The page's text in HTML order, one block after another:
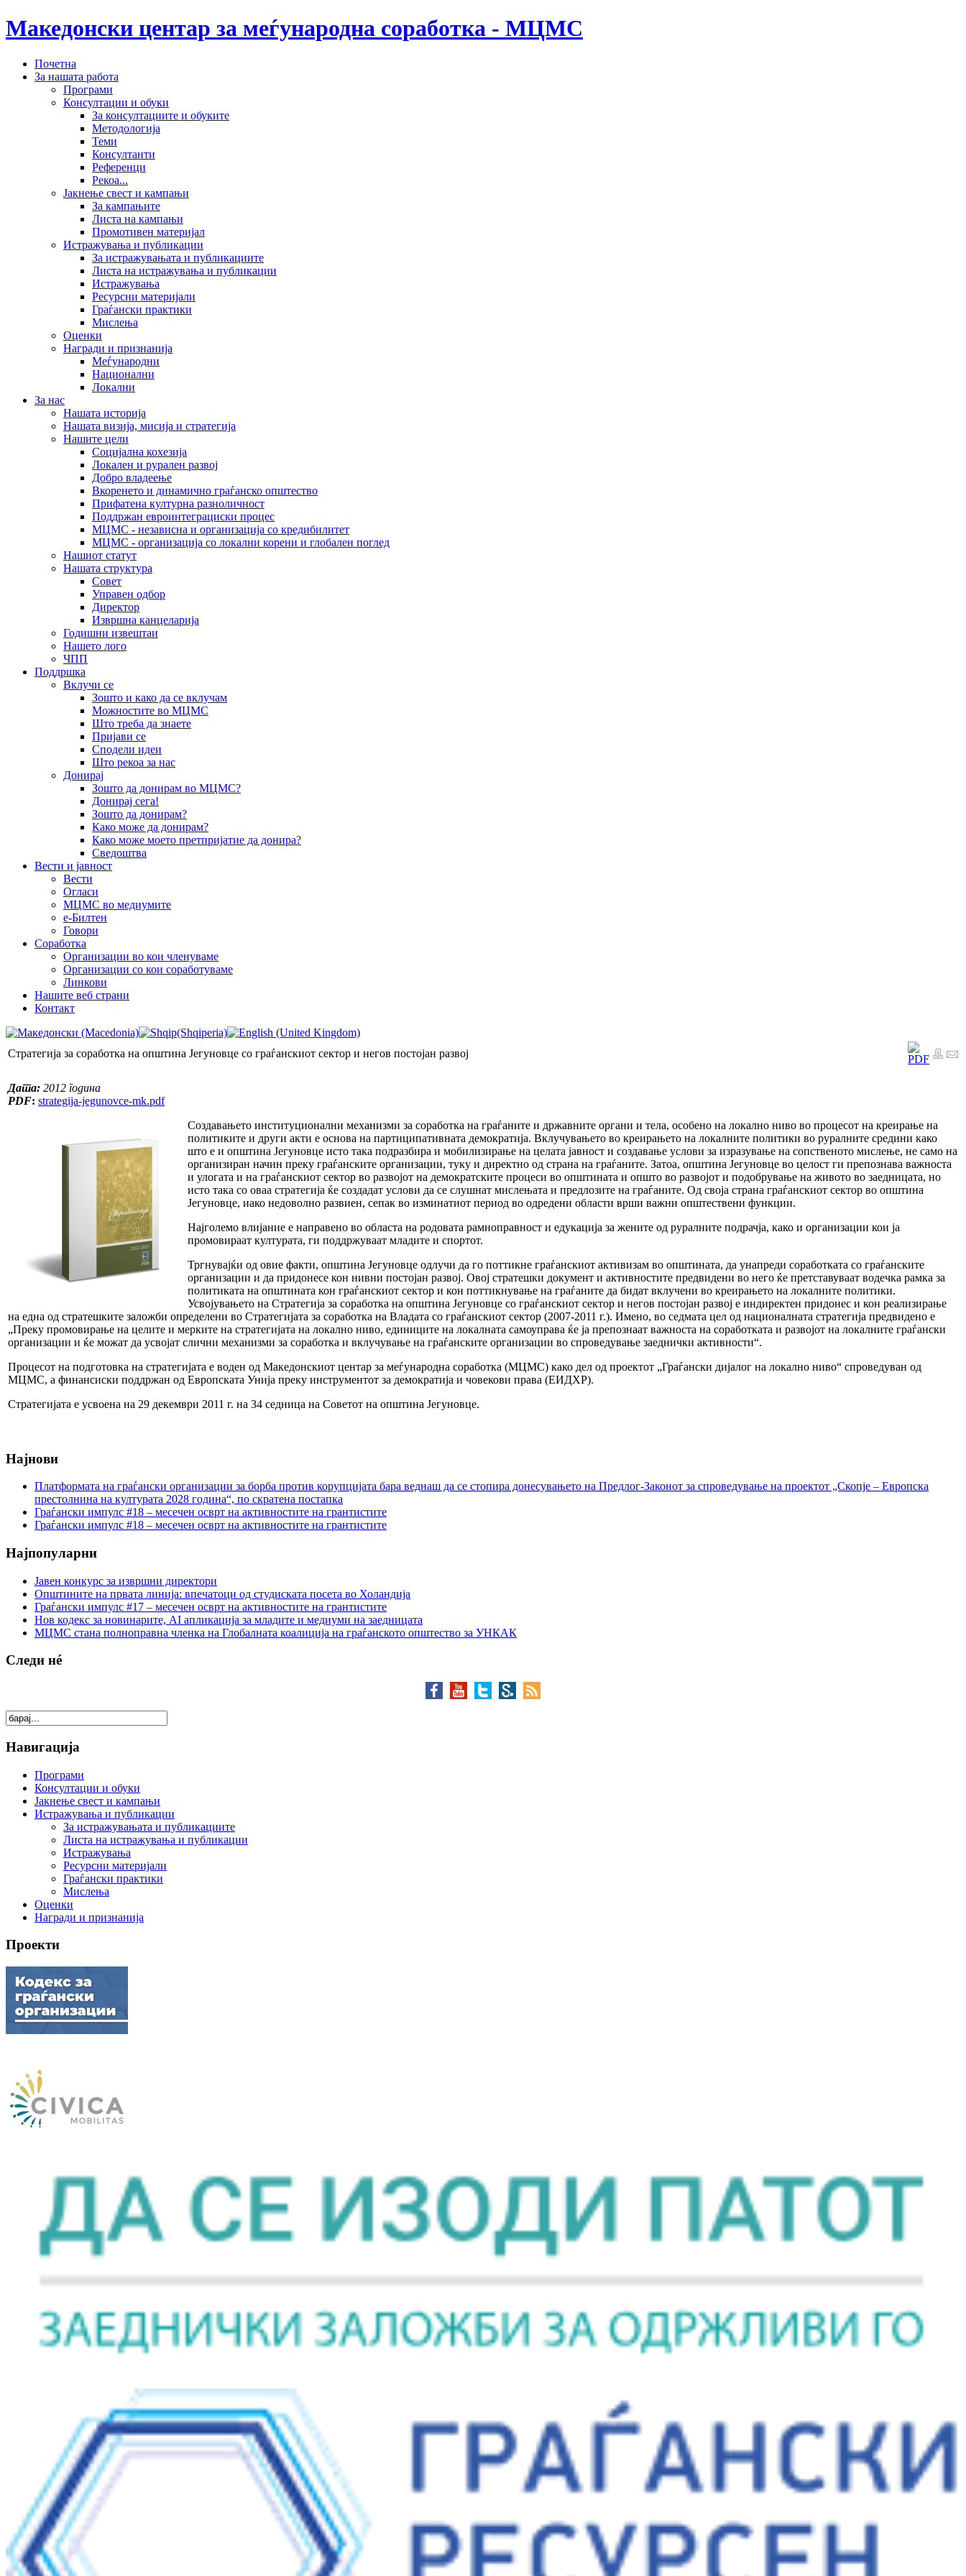
Македонски центар за меѓународна соработка - МЦМС
Почетна
За нашата работа
Програми
Консултации и обуки
За консултациите и обуките
Методологија
Теми
Консултанти
Референци
Рекоа...
Јакнење свест и кампањи
За кампањите
Листа на кампањи
Промотивен материјал
Истражувања и публикации
За истражувањата и публикациите
Листа на истражувања и публикации
Истражувања
Ресурсни материјали
Граѓански практики
Мислења
Оценки
Награди и признанија
Меѓународни
Национални
Локални
За нас
Нашата историја
Нашата визија, мисија и стратегија
Нашите цели
Социјална кохезија
Локален и рурален развој
Добро владеење
Вкоренето и динамично граѓанско општество
Прифатена културна разноличност
Поддржан евроинтеграциски процес
МЦМС - независна и организација со кредибилитет
МЦМС - организација со локални корени и глобален поглед
Нашиот статут
Нашата структура
Совет
Управен одбор
Директор
Извршна канцеларија
Годишни извештаи
Нашето лого
ЧПП
Поддршка
Вклучи се
Зошто и како да се вклучам
Можностите во МЦМС
Што треба да знаете
Пријави се
Сподели идеи
Што рекоа за нас
Донирај
Зошто да донирам во МЦМС?
Донирај сега!
Зошто да донирам?
Како може да донирам?
Како може моето претпријатие да донира?
Сведоштва
Вести и јавност
Вести
Огласи
МЦМС во медиумите
е-Билтен
Говори
Соработка
Организации во кои членуваме
Организации со кои соработуваме
Линкови
Нашите веб страни
Контакт
Стратегија за соработка на општина Јегуновце со граѓанскиот сектор и негов постојан развој
Дата: 2012 година
PDF: strategija-jegunovce-mk.pdf
Создавањето институционални механизми за соработка на граѓаните и државните органи и тела, особено на локално ниво во процесот на креирање на
политиките и други акти е основа на партиципативната демократија. Вклучувањето во креирањето на локалните политики во руралните средини како
што е и општина Јегуновце исто така подразбира и мобилизирање на целата јавност и создавање услови за изразување на сопственото мислење, не само на
организиран начин преку граѓанските организации, туку и директно од страна на граѓаните. Затоа, општина Јегуновце во целост ги препознава важноста
и улогата и на граѓанскиот сектор во развојот на демократските процеси во општината и општо во развојот и подобрување на живото во заедницата, но
исто така со оваа стратегија ќе создадат услови да се слушнат мислењата и предлозите на граѓаните. Од своја страна граѓанскиот сектор во општина
Јегуновце, иако недоволно развиен, сепак во изминатиот период во одредени области врши важни општествени функции.
Најголемо влијание е направено во областа на родовата рамноправност и едукација за жените од руралните подрачја, како и организации кои ја
промовираат културата, ги поддржуваат младите и спортот.
Тргнувајќи од овие факти, општина Јегуновце одлучи да го поттикне граѓанскиот активизам во општината, да унапреди соработката со граѓанските
организации и да придонесе кон нивни постојан развој. Овој стратешки документ и активностите предвидени во него ќе претставуваат водечка рамка за
политиката на општината кон граѓанскиот сектор и кон поттикнување на граѓаните да бидат вклучени во креирањето на локалните политики.
Усвојувањето на Стратегија за соработка на општина Јегуновце со граѓанскиот сектор и негов постојан развој е индиректен придонес и кон реализирање
на една од стратешките заложби определени во Стратегијата за соработка на Владата со граѓанскиот сектор (2007-2011 г.). Имено, во седмата цел од националната стратегија предвидено е
„Преку промовирање на целите и мерките на стратегијата на локално ниво, единиците на локалната самоуправа ќе ја препознаат важноста на соработката и развојот на локалните граѓански
организации и ќе можат да усвојат слични механизми за соработка и вклучување на граѓанските организации во спроведување заеднички активности“.
Процесот на подготовка на стратегијата е воден од Македонскиот центар за меѓународна соработка (МЦМС) како дел од проектот „Граѓански дијалог на локално ниво“ спроведуван од
МЦМС, а финансиски поддржан од Европската Унија преку инструментот за демократија и човекови права (ЕИДХР).
Стратегијата е усвоена на 29 декември 2011 г. на 34 седница на Советот на општина Јегуновце.
Најнови
Платформата на граѓански организации за борба против корупцијата бара веднаш да се стопира донесувањето на Предлог-Законот за спроведување на проектот „Скопје – Европска
престолнина на културата 2028 година“, по скратена постапка
Граѓански импулс #18 – месечен осврт на активностите на грантистите
Граѓански импулс #18 – месечен осврт на активностите на грантистите
Најпопуларни
Јавен конкурс за извршни директори
Општините на првата линија: впечатоци од студиската посета во Холандија
Граѓански импулс #17 – месечен осврт на активностите на грантистите
Нов кодекс за новинарите, AI апликација за младите и медиуми на заедницата
МЦМС стана полноправна членка на Глобалната коалиција на граѓанското општество за УНКАК
Следи нé
Навигација
Програми
Консултации и обуки
Јакнење свест и кампањи
Истражувања и публикации
За истражувањата и публикациите
Листа на истражувања и публикации
Истражувања
Ресурсни материјали
Граѓански практики
Мислења
Оценки
Награди и признанија
Проекти